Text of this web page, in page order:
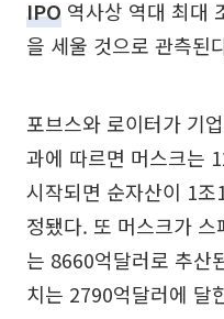
IPO 역사상 역대 최대
을 세울 것으로 관측된
포브스와 로이터가 기
과에 따르면 머스크는
시작되면 순자산이 1
정됐다. 또 머스크가
는 8660억달러로 추산
치는 2790억달러에 달